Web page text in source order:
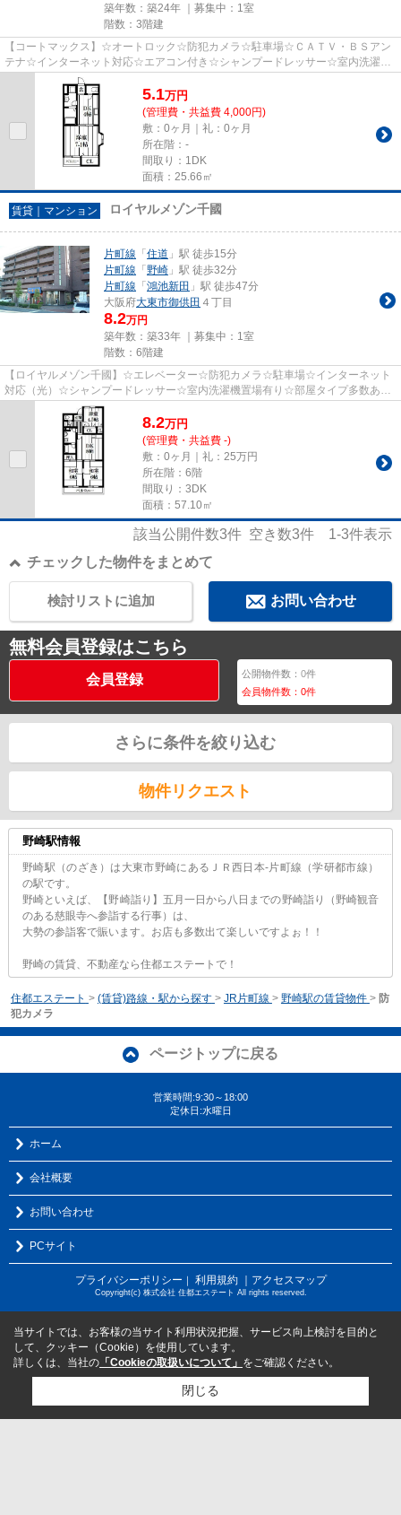
築年数：築24年 ｜募集中： 1室
階数：3階建
【コートマックス】☆オートロック☆防犯カメラ☆駐車場☆ＣＡＴＶ・ＢＳアン
テナ☆インターネット対応☆エアコン付き☆シャンプードレッサー☆室内洗濯機
置場有り☆南向きバルコニーで日当り良...
5.1万円
(管理費・共益費 4,000円)
敷：0ヶ月｜礼：0ヶ月
所在階：-
間取り：1DK
面積：25.66㎡
賃貸｜マンション ロイヤルメゾン千國
片町線 「 住道 」駅 徒歩15分
片町線 「 野崎 」駅 徒歩32分
片町線 「 鴻池新田 」駅 徒歩47分
大阪府大東市御供田 ４丁目
8.2万円
築年数：築33年 ｜募集中： 1室
階数：6階建
【ロイヤルメゾン千國】☆エレベーター☆防犯カメラ☆駐車場☆インターネット
対応（光）☆シャンプードレッサー☆室内洗濯機置場有り☆部屋タイプ多数あり
ます!!!☆玄関２重ロック☆お気軽にお...
8.2万円
(管理費・共益費 -)
敷：0ヶ月｜礼：25万円
所在階：6階
間取り：3DK
面積：57.10㎡
該当公開件数3件 空き数3件 1-3件表示
チェックした物件をまとめて
お問い合わせ
検討リストに追加
無料会員登録はこちら
会員登録 公開物件数：0件
会員物件数：0件
さらに条件を絞り込む
物件リクエスト
野崎駅情報
野崎駅（のざき）は大東市野崎にあるＪＲ西日本-片町線（学研都市線）
の駅です。
野崎といえば、【野崎詣り】五月一日から八日までの野崎詣り（野崎観音
のある慈眼寺へ参詣する行事）は、
大勢の参詣客で賑います。お店も多数出て楽しいですよぉ！！
野崎の賃貸、不動産なら住都エステートで！
住都エステート > (賃貸)路線・駅から探す > JR片町線 > 野崎駅の賃貸物件 > 防
犯カメラ
ページトップに戻る
営業時間:9:30～18:00
定休日:水曜日
ホーム
会社概要
お問い合わせ
PCサイト
プライバシーポリシー ｜ 利用規約 ｜アクセスマップ
Copyright(c) 株式会社 住都エステート All rights reserved.
当サイトでは、お客様の当サイト利用状況把握、サービス向上検討を目的と
して、クッキー（Cookie）を使用しています。
詳しくは、当社の 「Cookieの取扱いについて」 をご確認ください。
閉じる